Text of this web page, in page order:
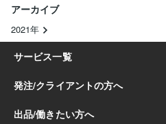
アーカイブ
2021年